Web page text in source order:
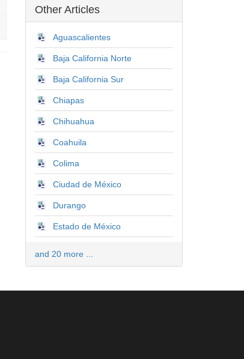
Other Articles
Aguascalientes
Baja California Norte
Baja California Sur
Chiapas
Chihuahua
Coahuila
Colima
Ciudad de México
Durango
Estado de México
and 20 more ...